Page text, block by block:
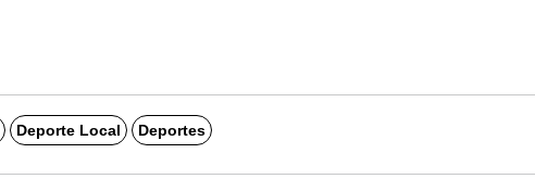
Deporte Local Deportes